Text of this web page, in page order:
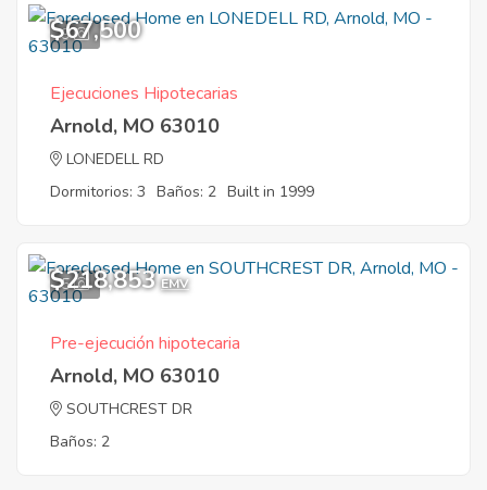
9
$67,500
Ejecuciones Hipotecarias
Arnold, MO 63010
LONEDELL RD
Dormitorios: 3 Baños: 2 Built in 1999
5
$218,853 EMV
Pre-ejecución hipotecaria
Arnold, MO 63010
SOUTHCREST DR
Baños: 2